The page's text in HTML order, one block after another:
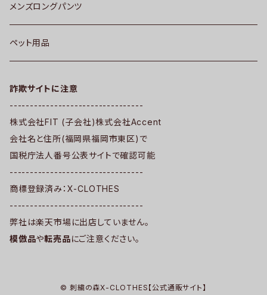
メンズロングパンツ
ペット用品
詐欺サイトに注意
---------------------------------
株式会社FIT (子会社)株式会社Accent
会社名と住所(福岡県福岡市東区)で
国税庁法人番号公表サイトで確認可能
---------------------------------
商標登録済み：X-CLOTHES
---------------------------------
弊社は楽天市場に出店していません。
模倣品や転売品にご注意ください。
© 刺繍の森X-CLOTHES【公式通販サイト】